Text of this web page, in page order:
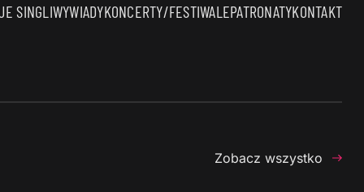
SINGLIWYWIADYKONCERTY/FESTIWALEPATRONATYKONTAKT
Zobacz wszystko